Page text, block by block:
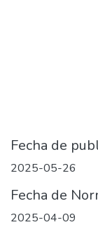
Fecha de
2025-05-26
Fecha de
2025-04-09